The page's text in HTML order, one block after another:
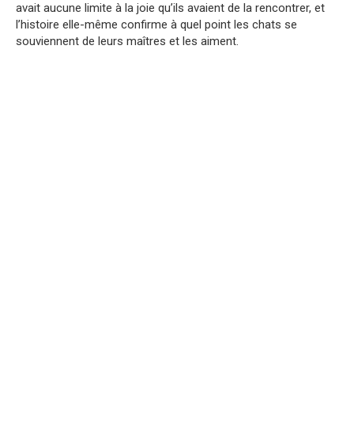
avait aucune limite à la joie qu’ils avaient de la rencontrer, et
l’histoire elle-même confirme à quel point les chats se
souviennent de leurs maîtres et les aiment.